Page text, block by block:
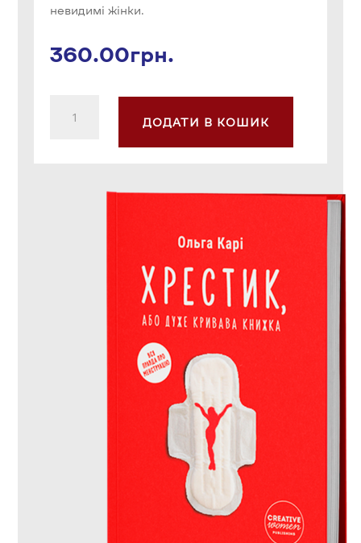
невидимі жінки.
360.00грн.
"Хрестик,
ДОДАТИ В КОШИК